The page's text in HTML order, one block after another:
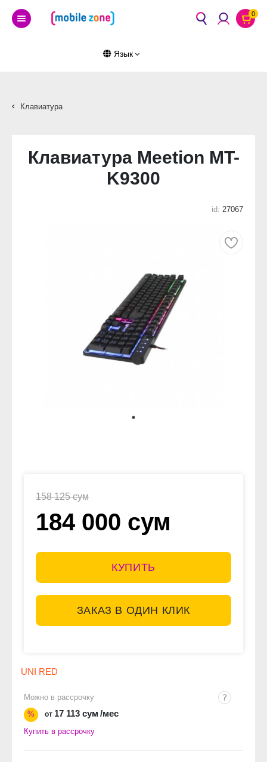
0
Язык
Клавиатура
Клавиатура Meetion MT-
K9300
id: 27067
158 125 сум
184 000 сум
КУПИТЬ
ЗАКАЗ В ОДИН КЛИК
UNI RED
Можно в рассрочку
%
от 17 113 сум /мес
Купить в рассрочку